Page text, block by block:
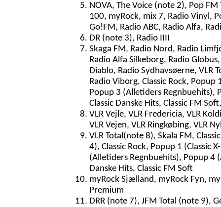
NOVA, The Voice (note 2), Pop
100, myRock, mix 7, Radio Vinyl,
Go!FM, Radio ABC, Radio Alfa,
DR (note 3), Radio IIII
Skaga FM, Radio Nord, Radio
Radio Alfa Silkeborg, Radio
Diablo, Radio Sydhavsøerne, VLR
Radio Viborg, Classic Rock, Popup
Popup 3 (Alletiders Regnbuehits),
Classic Danske Hits, Classic FM
VLR Vejle, VLR Fredericia, VLR
VLR Vejen, VLR Ringkøbing, VLR
VLR Total(note 8), Skala FM,
4), Classic Rock, Popup 1 (Classic
(Alletiders Regnbuehits), Popup 4
Danske Hits, Classic FM Soft
myRock Sjælland, myRock Fyn,
Premium
DRR (note 7), JFM Total (note 9),